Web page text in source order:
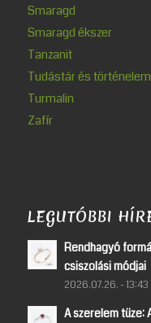
Smaragd
Smaragd ékszer
Tanzanit
Tudástár és történelem
Turmalin
Zafír
LEGUTÓBBI
Rendhagyó
csiszolási módjai
2026.07.26. - 13:43
A szerelem tüze: